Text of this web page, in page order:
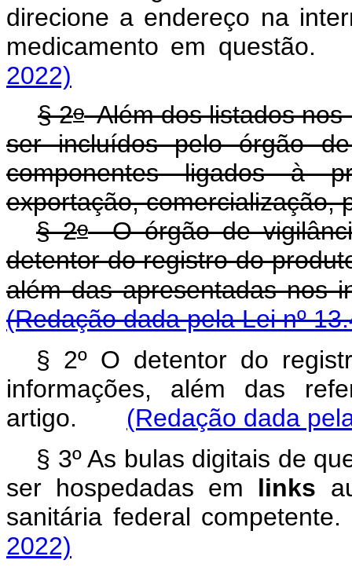
direcione a endereço na
medicamento em
2022)
§ 2oAlém dos listados nos
ser incluídos pelo órgão
componentes ligados à
exportação, comercialização,
§ 2oO órgão de
detentor do registro do
além das apresentadas nos
(Redação dada pela Lei nº
§ 2º O detentor do
informações, além das
artigo. (Redação dada
§ 3º As bulas digitais de
ser hospedadas em links
sanitária federal
2022)